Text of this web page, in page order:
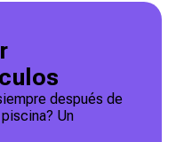
después de
Un